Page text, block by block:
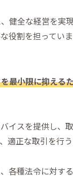
健全な経営を実
役割を担っていま
最小限に抑える
イスを提供し、
正な取引を行う
各種法令に対す